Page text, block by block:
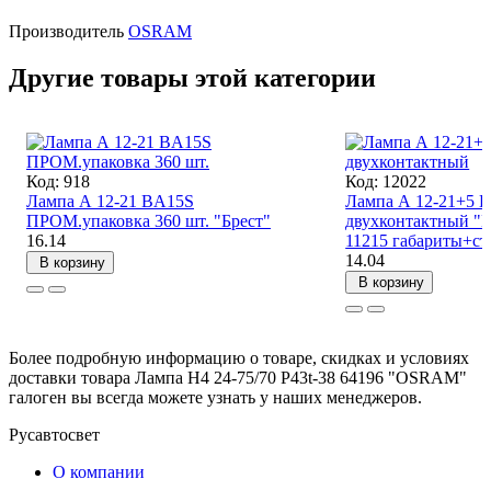
Производитель OSRAM
Другие товары этой категории
Код: 918
Лампа А 12-21 BA15S
ПРОМ.упаковка 360 шт. "Брест"
16.14
В корзину
Код: 12022
Лампа А 12-21+5
11215
14.04
В корзину
Более подробную информацию о товаре, скидках и условиях
доставки товара Лампа Н4 24-75/70 P43t-38 64196 "OSRAM"
галоген вы всегда можете узнать у наших менеджеров.
Русавтосвет
О компании